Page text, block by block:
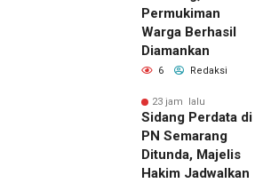
Permukiman
Warga Berhasil
Diamankan
6 Redaksi
23 jam lalu
Sidang Perdata di
PN Semarang
Ditunda, Majelis
Hakim Jadwalkan